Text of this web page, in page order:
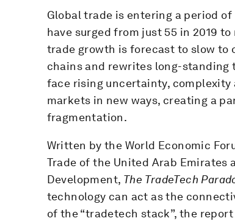
Global trade is entering a period
have surged from just 55 in 2019
trade growth is forecast to slow to
chains and rewrites long-standing
face rising uncertainty,
markets in new ways, creating a
fragmentation.
Written by the World Economic
Trade of the United Arab Emirates
Development, The TradeTech
technology can act as the
of the “tradetech stack”, the